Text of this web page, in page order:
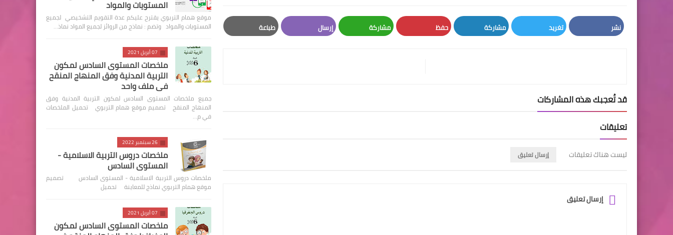
نشر تغريد مشاركة حفظ مشاركة إرسال طباعة
قد تُعجبك هذه المشاركات
تعليقات
ليست هناك تعليقات إرسال تعليق
إرسال تعليق
المستويات والمواد
موقع همام التربوي يقترح عليكم عدة التقويم التشخيصي لجميع
المستويات والمواد وتضم : نماذج من الروائز لجميع المواد نماذ…
07 أبريل 2021
ملخصات المستوى السادس لمكون
التربية المدنية وفق المنهاج المنقح
في ملف واحد
جميع ملخصات المستوى السادس لمكون التربية المدنية وفق
المنهاج المنقح تصميم موقع همام التربوي تحميل الملخصات
في م…
26 سبتمبر 2022
ملخصات دروس التربية الاسلامية -
المستوى السادس
ملخصات دروس التربية الاسلامية - المستوى السادس تصميم
موقع همام التربوي نماذج للمعاينة تحميل
07 أبريل 2021
ملخصات المستوى السادس لمكون